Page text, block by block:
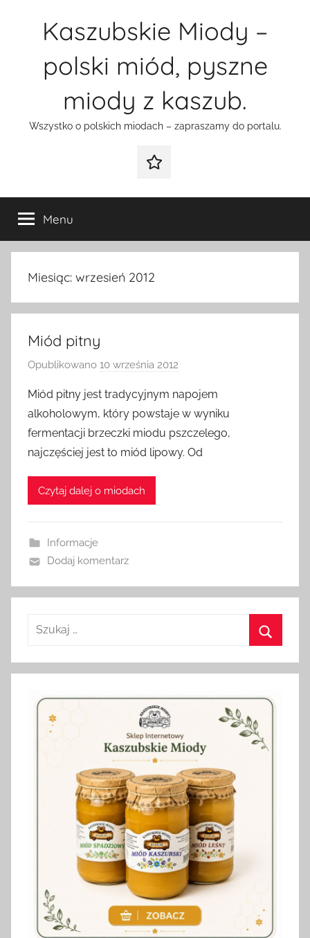
Kaszubskie Miody –
polski miód, pyszne
miody z kaszub.
Wszystko o polskich miodach – zapraszamy do portalu.
Galeria
Menu
Miesiąc: wrzesień 2012
Miód pitny
Opublikowano 10 września 2012
z
e
z
a
Miód pitny jest tradycyjnym napojem
alkoholowym, który powstaje w wyniku
fermentacji brzeczki miodu pszczelego,
najczęściej jest to miód lipowy. Od
Czytaj dalej o miodach
Informacje
Dodaj komentarz
Szukaj: